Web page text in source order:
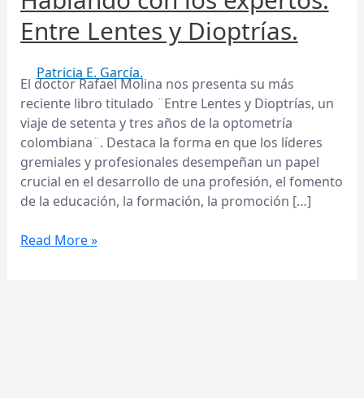
Entre Lentes y Dioptrías.
Patricia E. García.
El doctor Rafael Molina nos presenta su más
reciente libro titulado ¨Entre Lentes y Dioptrías, un
viaje de setenta y tres años de la optometría
colombiana¨. Destaca la forma en que los líderes
gremiales y profesionales desempeñan un papel
crucial en el desarrollo de una profesión, el fomento
de la educación, la formación, la promoción […]
Dioptrías.
Read More »